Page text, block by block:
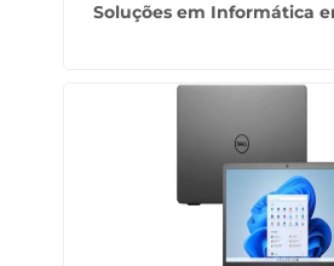
Soluções em Informática